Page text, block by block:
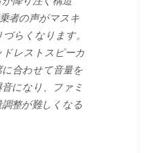
者の声がマスキ
らくなります。
ドレストスピーカ
合わせて音量を
音になり、ファミ
整が難しくなる